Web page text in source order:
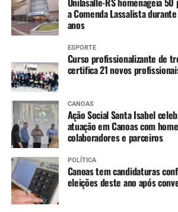
a Comenda Lassalista
anos
ESPORTE
Curso profissionalizante de
certifica 21 novos
CANOAS
Ação Social Santa Isabel
atuação em Canoas com
colaboradores e parceiros
POLÍTICA
Canoas tem candidaturas
eleições deste ano após